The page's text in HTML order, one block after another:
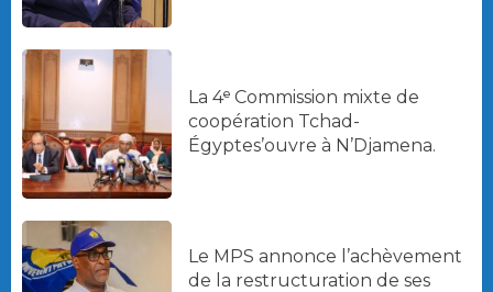
La 4ᵉ Commission mixte de
coopération Tchad-
Égyptes’ouvre à N’Djamena.
Le MPS annonce l’achèvement
de la restructuration de ses